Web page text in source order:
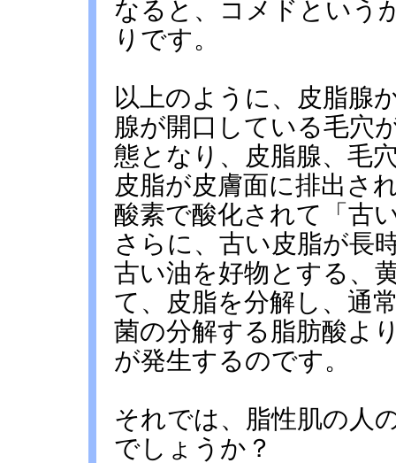
なると、コメドという
りです。
以上のように、皮脂腺
腺が開口している毛穴
態となり、皮脂腺、毛
皮脂が皮膚面に排出さ
酸素で酸化されて「古
さらに、古い皮脂が長
古い油を好物とする、
て、皮脂を分解し、通
菌の分解する脂肪酸よ
が発生するのです。
それでは、脂性肌の人
でしょうか？